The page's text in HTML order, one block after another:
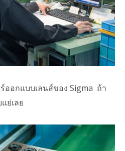
ออกแบบเลนส์ของ Sigma ถ้า
ย่เลย